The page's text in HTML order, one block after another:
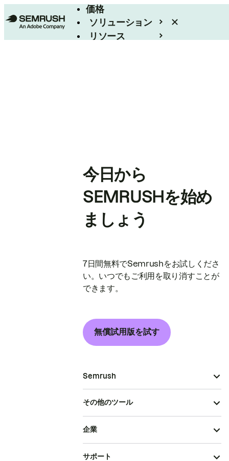
価格
ソリューション
リソース
今日から
SEMRUSHを始め
ましょう
7日間無料でSemrushをお試しくださ
い。いつでもご利用を取り消すことが
できます。
無償試用版を試す
Semrush
その他のツール
企業
サポート